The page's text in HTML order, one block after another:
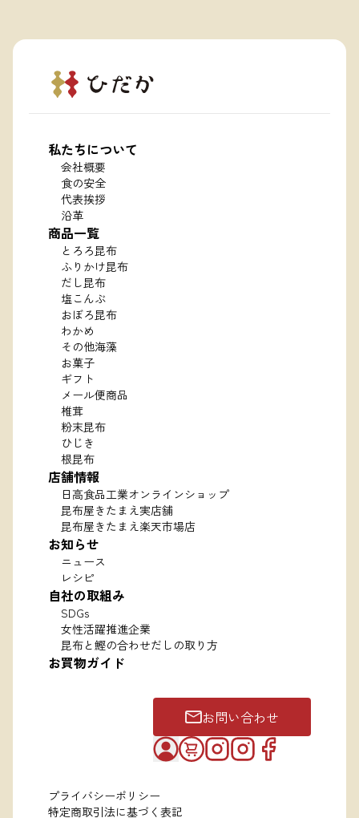
私たちについて
会社概要
食の安全
代表挨拶
沿革
商品一覧
とろろ昆布
ふりかけ昆布
だし昆布
塩こんぶ
おぼろ昆布
わかめ
その他海藻
お菓子
ギフト
メール便商品
椎茸
粉末昆布
ひじき
根昆布
店舗情報
日高食品工業オンラインショップ
昆布屋きたまえ実店舗
昆布屋きたまえ楽天市場店
お知らせ
ニュース
レシピ
自社の取組み
SDGs
女性活躍推進企業
昆布と鰹の合わせだしの取り方
お買物ガイド
お問い合わせ
プライバシーポリシー
特定商取引法に基づく表記